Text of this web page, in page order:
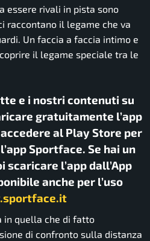
essere rivali in pista sono
raccontano il legame che va
Un faccia a faccia intimo e
il legame speciale tra le
e i nostri contenuti su
gratuitamente l’app
al Play Store per
Sportface. Se hai un
scaricare l’app dall’App
anche per l’uso
in quella che di fatto
di confronto sulla distanza